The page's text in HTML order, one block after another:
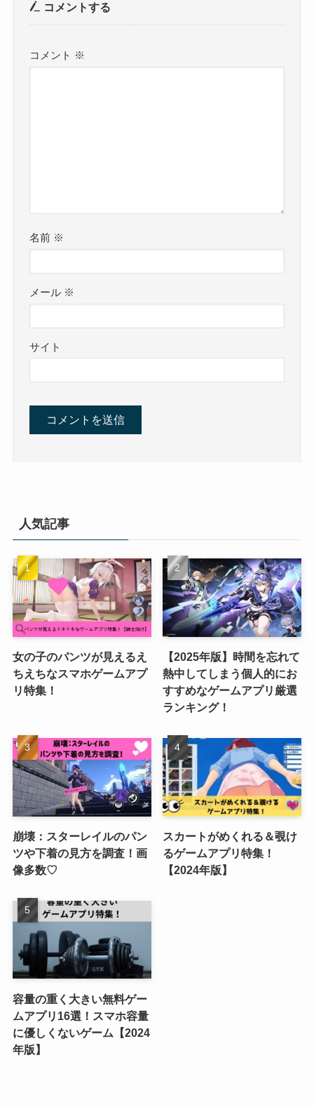
コメントする
コメント ※
名前 ※
メール ※
サイト
人気記事
女の子のパンツが見えるえ
ちえちなスマホゲームアプ
リ特集！
【2025年版】時間を忘れて
熱中してしまう個人的にお
すすめなゲームアプリ厳選
ランキング！
崩壊：スターレイルのパン
ツや下着の見方を調査！画
像多数♡
スカートがめくれる＆覗け
るゲームアプリ特集！
【2024年版】
容量の重く大きい無料ゲー
ムアプリ16選！スマホ容量
に優しくないゲーム【2024
年版】